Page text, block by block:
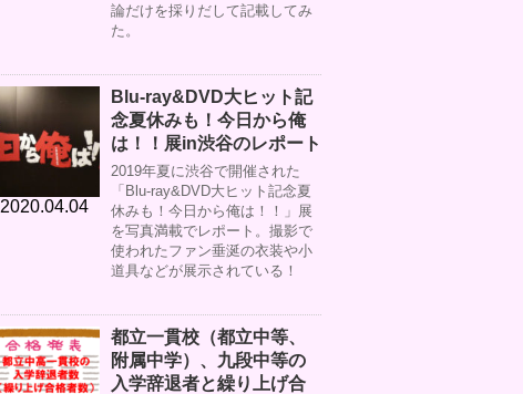
論だけを採りだして記載してみ
た。
2020.04.04
Blu-ray&DVD大ヒット記
念夏休みも！今日から俺
は！！展in渋谷のレポート
2019年夏に渋谷で開催された
「Blu-ray&DVD大ヒット記念夏
休みも！今日から俺は！！」展
を写真満載でレポート。撮影で
使われたファン垂涎の衣装や小
道具などが展示されている！
都立一貫校（都立中等、
附属中学）、九段中等の
入学辞退者と繰り上げ合